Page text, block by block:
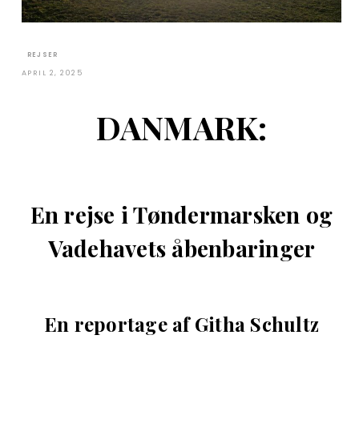
REJSER
APRIL 2, 2025
DANMARK:
En rejse i Tøndermarsken og
Vadehavets åbenbaringer
En reportage af Githa Schultz